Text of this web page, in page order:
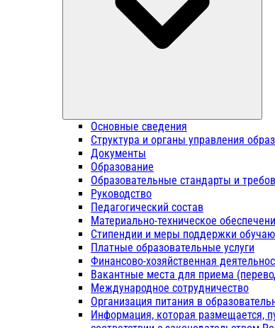
Основные сведения
Структура и органы управления
Документы
Образование
Образовательные стандарты и
Руководство
Педагогический состав
Материально-техническое
Стипендии и меры поддержки
Платные образовательные услуги
Финансово-хозяйственная
Вакантные места для приема
Международное сотрудничество
Организация питания в
Информация, которая размещается,